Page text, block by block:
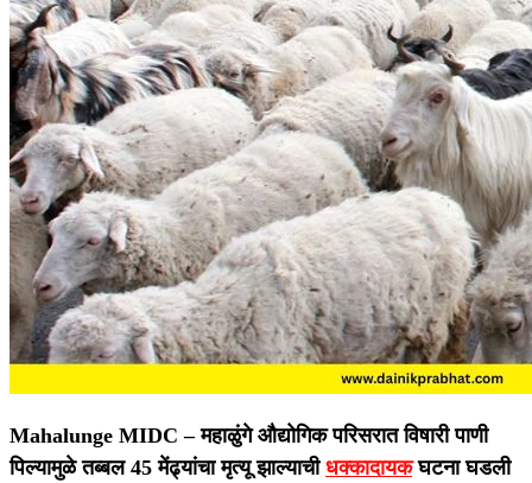
Mahalunge MIDC –महाळुंगे औद्योगिक परिसरात विषारी पाणी
पिल्यामुळे तब्बल 45 मेंढ्यांचा मृत्यू झाल्याची धक्कादायकघटना घडली